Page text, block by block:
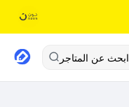
ابحث عن المتاجر